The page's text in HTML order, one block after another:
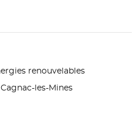
renouvelables
Cagnac-les-Mines